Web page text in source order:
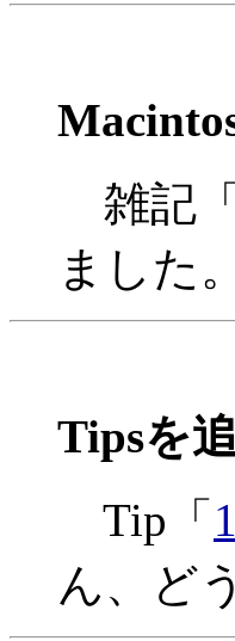
雑記「
ました。
Tipsを
Tip「
ん、ど